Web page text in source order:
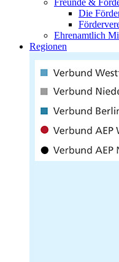
Freunde &
Die
Ehrenamtlich
Regionen